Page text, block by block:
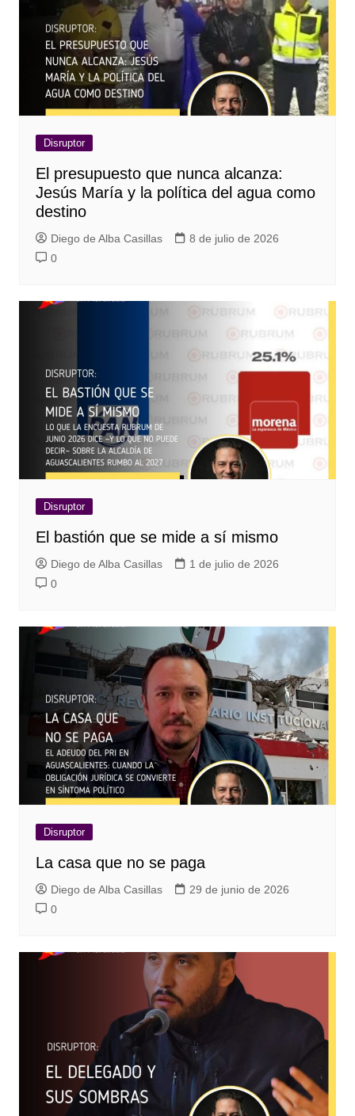
Disruptor
El presupuesto que nunca alcanza:
Jesús María y la política del agua como
destino
Diego de Alba Casillas
8 de julio de 2026
0
Disruptor
El bastión que se mide a sí mismo
Diego de Alba Casillas
1 de julio de 2026
0
Disruptor
La casa que no se paga
Diego de Alba Casillas
29 de junio de 2026
0